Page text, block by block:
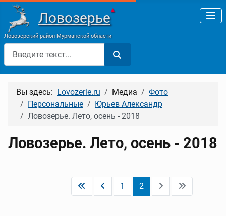
Ловозерье▲
Ловозерский район Мурманской области
Поиск
Вы здесь: Lovozerie.ru Медиа
Фото
Персональные
Юрьев Александр
Ловозерье. Лето, осень - 2018
Ловозерье. Лето, осень - 2018
1 2